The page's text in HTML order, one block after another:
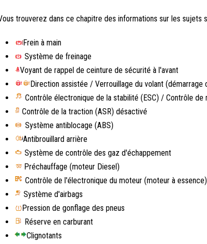
trouverez dans ce chapitre des informations sur les sujets
Frein à main
Système de freinage
Voyant de rappel de ceinture de sécurité à l'avant
Direction assistée / Verrouillage du volant (démarrage
Contrôle électronique de la stabilité (ESC) / Contrôle de
Contrôle de la traction (ASR) désactivé
Système antiblocage (ABS)
Antibrouillard arrière
Système de contrôle des gaz d'échappement
Préchauffage (moteur Diesel)
Contrôle de l'électronique du moteur (moteur à essence)
Système d'airbags
Pression de gonflage des pneus
Réserve en carburant
Clignotants